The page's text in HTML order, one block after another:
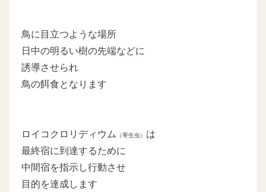
鳥に目立つような場所
日中の明るい樹の先端などに
誘導させられ
鳥の餌食となります
ロイコクロリディウム （寄生虫） は
最終宿に到達するために
中間宿を指示し行動させ
目的を達成します